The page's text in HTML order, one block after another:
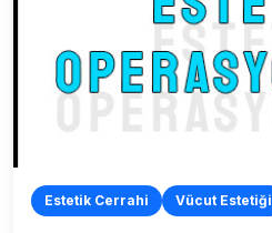
Estetik Cerrahi Vücut Estetiği